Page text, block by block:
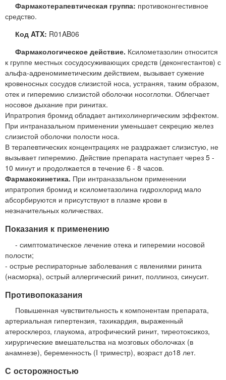
Фармакотерапевтическая группа: противоконгестивное
средство.
Код ATX: R01AB06
Фармакологическое действие. Ксилометазолин относится
к группе местных сосудосуживающих средств (деконгестантов) с
альфа-адреномиметическим действием, вызывает сужение
кровеносных сосудов слизистой носа, устраняя, таким образом,
отек и гиперемию слизистой оболочки носоглотки. Облегчает
носовое дыхание при ринитах.
Ипратропия бромид обладает антихолинергическим эффектом.
При интраназальном применении уменьшает секрецию желез
слизистой оболочки полости носа.
В терапевтических концентрациях не раздражает слизистую, не
вызывает гиперемию. Действие препарата наступает через 5 -
10 минут и продолжается в течение 6 - 8 часов.
Фармакокинетика. При интраназальном применении
ипратропия бромид и ксилометазолина гидрохлорид мало
абсорбируются и присутствуют в плазме крови в
незначительных количествах.
Показания к применению
- симптоматическое лечение отека и гиперемии носовой
полости;
- острые респираторные заболевания с явлениями ринита
(насморка), острый аллергический ринит, поллиноз, синусит.
Противопоказания
Повышенная чувствительность к компонентам препарата,
артериальная гипертензия, тахикардия, выраженный
атеросклероз, глаукома, атрофический ринит, тиреотоксикоз,
хирургические вмешательства на мозговых оболочках (в
анамнезе), беременность (I триместр), возраст до18 лет.
С осторожностью